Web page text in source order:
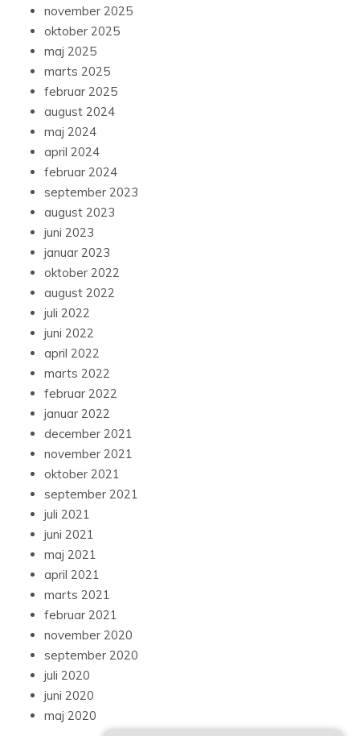
november 2025
oktober 2025
maj 2025
marts 2025
februar 2025
august 2024
maj 2024
april 2024
februar 2024
september 2023
august 2023
juni 2023
januar 2023
oktober 2022
august 2022
juli 2022
juni 2022
april 2022
marts 2022
februar 2022
januar 2022
december 2021
november 2021
oktober 2021
september 2021
juli 2021
juni 2021
maj 2021
april 2021
marts 2021
februar 2021
november 2020
september 2020
juli 2020
juni 2020
maj 2020